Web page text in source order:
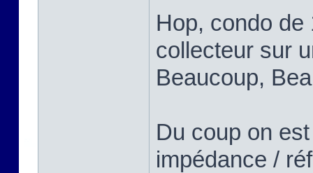
Hop, condo de
collecteur sur
Beaucoup,
Du coup on
impédance /